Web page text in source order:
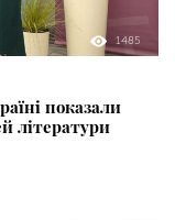
1485
показали
літератури